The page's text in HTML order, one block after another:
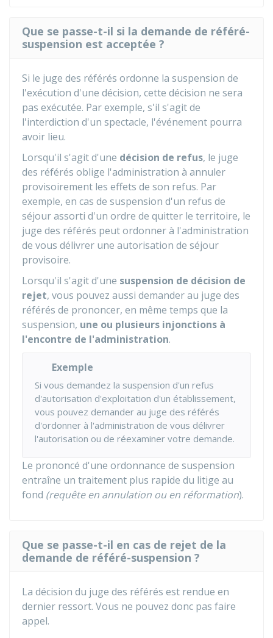
Que se passe-t-il si la demande de référé-
suspension est acceptée ?
Si le juge des référés ordonne la suspension de
l'exécution d'une décision, cette décision ne sera
pas exécutée. Par exemple, s'il s'agit de
l'interdiction d'un spectacle, l'événement pourra
avoir lieu.
Lorsqu'il s'agit d'une décision de refus, le juge
des référés oblige l'administration à annuler
provisoirement les effets de son refus. Par
exemple, en cas de suspension d'un refus de
séjour assorti d'un ordre de quitter le territoire, le
juge des référés peut ordonner à l'administration
de vous délivrer une autorisation de séjour
provisoire.
Lorsqu'il s'agit d'une suspension de décision de
rejet, vous pouvez aussi demander au juge des
référés de prononcer, en même temps que la
suspension, une ou plusieurs injonctions à
l'encontre de l'administration.
Exemple
Si vous demandez la suspension d'un refus
d'autorisation d'exploitation d'un établissement,
vous pouvez demander au juge des référés
d'ordonner à l'administration de vous délivrer
l'autorisation ou de réexaminer votre demande.
Le prononcé d'une ordonnance de suspension
entraîne un traitement plus rapide du litige au
fond (requête en annulation ou en réformation).
Que se passe-t-il en cas de rejet de la
demande de référé-suspension ?
La décision du juge des référés est rendue en
dernier ressort. Vous ne pouvez donc pas faire
appel.